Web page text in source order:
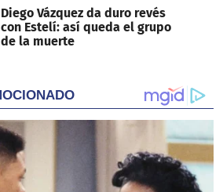
Diego Vázquez da duro revés
con Estelí: así queda el grupo
de la muerte